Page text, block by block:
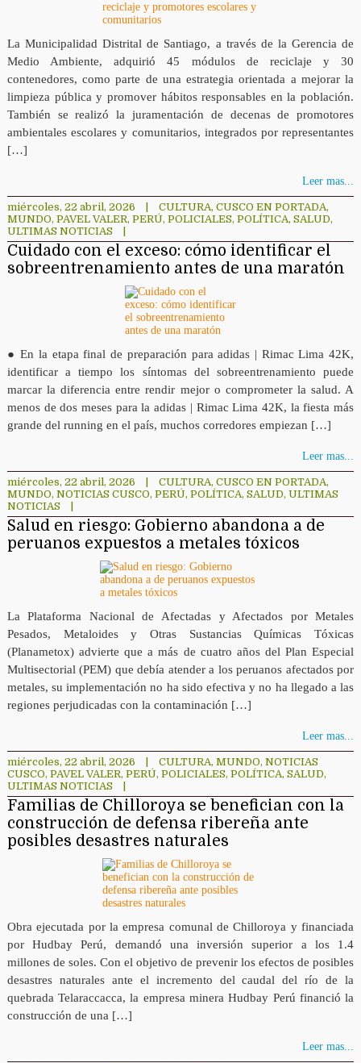
La Municipalidad Distrital de Santiago, a través de la Gerencia de
Medio Ambiente, adquirió 45 módulos de reciclaje y 30
contenedores, como parte de una estrategia orientada a mejorar la
limpieza pública y promover hábitos responsables en la población.
También se realizó la juramentación de decenas de promotores
ambientales escolares y comunitarios, integrados por representantes
[…]
Leer mas...
miércoles, 22 abril, 2026 CULTURA, CUSCO EN PORTADA,
MUNDO, PAVEL VALER, PERÚ, POLICIALES, POLÍTICA, SALUD,
ULTIMAS NOTICIAS
Cuidado con el exceso: cómo identificar el
sobreentrenamiento antes de una maratón
● En la etapa final de preparación para adidas | Rimac Lima 42K,
identificar a tiempo los síntomas del sobreentrenamiento puede
marcar la diferencia entre rendir mejor o comprometer la salud. A
menos de dos meses para la adidas | Rimac Lima 42K, la fiesta más
grande del running en el país, muchos corredores empiezan […]
Leer mas...
miércoles, 22 abril, 2026 CULTURA, CUSCO EN PORTADA,
MUNDO, NOTICIAS CUSCO, PERÚ, POLÍTICA, SALUD, ULTIMAS
NOTICIAS
Salud en riesgo: Gobierno abandona a de
peruanos expuestos a metales tóxicos
La Plataforma Nacional de Afectadas y Afectados por Metales
Pesados, Metaloides y Otras Sustancias Químicas Tóxicas
(Planametox) advierte que a más de cuatro años del Plan Especial
Multisectorial (PEM) que debía atender a los peruanos afectados por
metales, su implementación no ha sido efectiva y no ha llegado a las
regiones perjudicadas con la contaminación […]
Leer mas...
miércoles, 22 abril, 2026 CULTURA, MUNDO, NOTICIAS
CUSCO, PAVEL VALER, PERÚ, POLICIALES, POLÍTICA, SALUD,
ULTIMAS NOTICIAS
Familias de Chilloroya se benefician con la
construcción de defensa ribereña ante
posibles desastres naturales
Obra ejecutada por la empresa comunal de Chilloroya y financiada
por Hudbay Perú, demandó una inversión superior a los 1.4
millones de soles. Con el objetivo de prevenir los efectos de posibles
desastres naturales ante el incremento del caudal del río de la
quebrada Telaraccacca, la empresa minera Hudbay Perú financió la
construcción de una […]
Leer mas...